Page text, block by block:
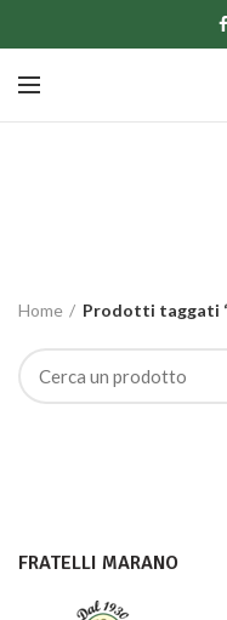
Home Prodotti taggati
FRATELLI MARANO